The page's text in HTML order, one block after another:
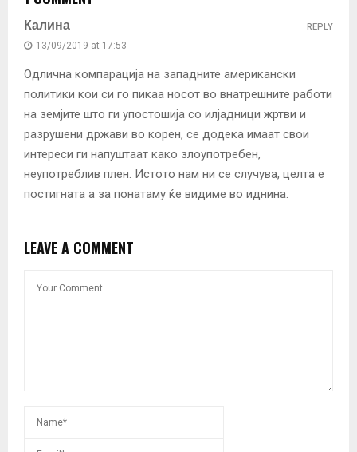
Калина
13/09/2019 at 17:53
Одлична компарација на западните американски
политики кои си го пикаа носот во внатрешните работи
на земјите што ги упостошија со илјадници жртви и
разрушени држави во корен, се додека имаат свои
интереси ги напуштаат како злоупотребен,
неупотреблив плен. Истото нам ни се случува, целта е
постигната а за понатаму ќе видиме во иднина.
REPLY
LEAVE A COMMENT